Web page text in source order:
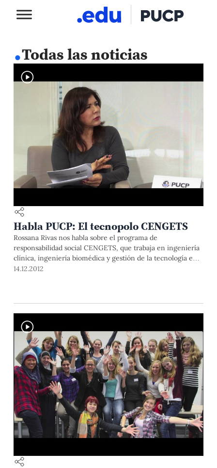
.Todas las noticias
Habla PUCP: El tecnopolo CENGETS
Rossana Rivas nos habla sobre el programa de
responsabilidad social CENGETS, que trabaja en ingeniería
clínica, ingeniería biomédica y gestión de la tecnología en
salud.
14.12.2012